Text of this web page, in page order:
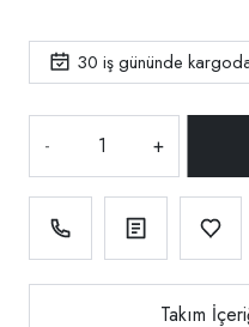
30 iş gününde
- +
Takım